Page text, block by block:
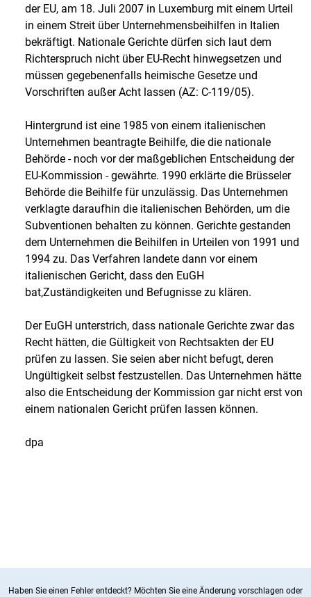
der EU, am 18. Juli 2007 in Luxemburg mit einem Urteil
in einem Streit über Unternehmensbeihilfen in Italien
bekräftigt. Nationale Gerichte dürfen sich laut dem
Richterspruch nicht über EU-Recht hinwegsetzen und
müssen gegebenenfalls heimische Gesetze und
Vorschriften außer Acht lassen (AZ: C-119/05).
Hintergrund ist eine 1985 von einem italienischen
Unternehmen beantragte Beihilfe, die die nationale
Behörde - noch vor der maßgeblichen Entscheidung der
EU-Kommission - gewährte. 1990 erklärte die Brüsseler
Behörde die Beihilfe für unzulässig. Das Unternehmen
verklagte daraufhin die italienischen Behörden, um die
Subventionen behalten zu können. Gerichte gestanden
dem Unternehmen die Beihilfen in Urteilen von 1991 und
1994 zu. Das Verfahren landete dann vor einem
italienischen Gericht, dass den EuGH
bat,Zuständigkeiten und Befugnisse zu klären.
Der EuGH unterstrich, dass nationale Gerichte zwar das
Recht hätten, die Gültigkeit von Rechtsakten der EU
prüfen zu lassen. Sie seien aber nicht befugt, deren
Ungültigkeit selbst festzustellen. Das Unternehmen hätte
also die Entscheidung der Kommission gar nicht erst von
einem nationalen Gericht prüfen lassen können.
dpa
Haben Sie einen Fehler entdeckt? Möchten Sie eine Änderung vorschlagen oder